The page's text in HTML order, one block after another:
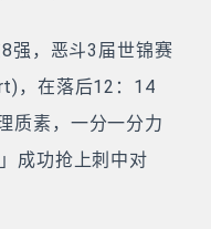
强，恶斗3届世锦赛
，在落后12：14
质素，一分一分力
成功抢上刺中对